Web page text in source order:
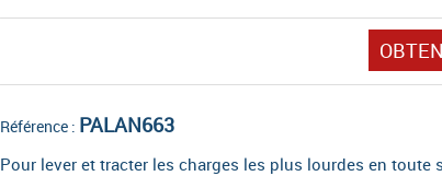
Référence : PALAN663
Pour lever et tracter les charges les plus lourdes en toute